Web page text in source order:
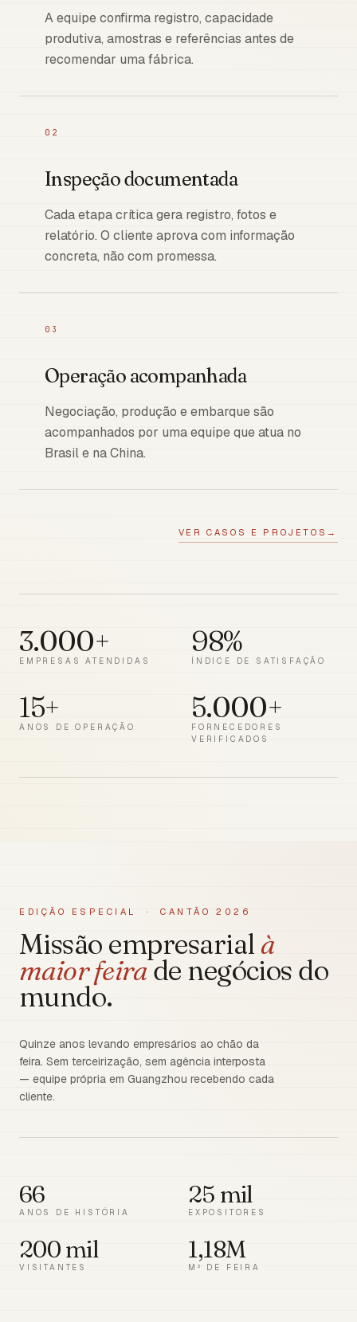
A equipe confirma registro, capacidade
produtiva, amostras e referências antes de
recomendar uma fábrica.
02
Inspeção documentada
Cada etapa crítica gera registro, fotos e
relatório. O cliente aprova com informação
concreta, não com promessa.
03
Operação acompanhada
Negociação, produção e embarque são
acompanhados por uma equipe que atua no
Brasil e na China.
VER CASOS E PROJETOS →
3.000+
EMPRESAS ATENDIDAS
98%
ÍNDICE DE SATISFAÇÃO
15+
ANOS DE OPERAÇÃO
5.000+
FORNECEDORES
VERIFICADOS
EDIÇÃO ESPECIAL · CANTÃO 2026
Missão empresarial à
maior feirade negócios do
mundo.
Quinze anos levando empresários ao chão da
feira. Sem terceirização, sem agência interposta
— equipe própria em Guangzhou recebendo cada
cliente.
66
ANOS DE HISTÓRIA
25 mil
EXPOSITORES
200 mil
VISITANTES
1,18M
M² DE FEIRA